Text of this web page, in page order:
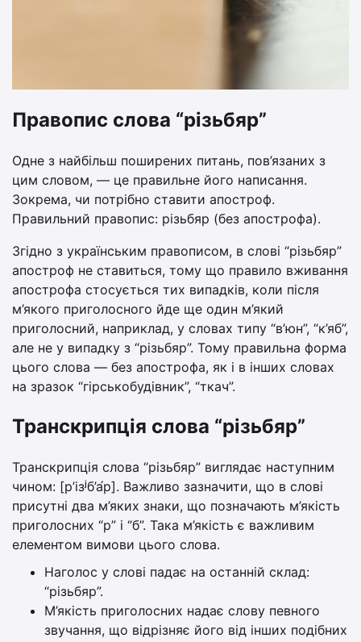
Правопис слова “різьбяр”
Одне з найбільш поширених питань, пов’язаних з
цим словом, — це правильне його написання.
Зокрема, чи потрібно ставити апостроф.
Правильний правопис: різьбяр (без апострофа).
Згідно з українським правописом, в слові “різьбяр”
апостроф не ставиться, тому що правило вживання
апострофа стосується тих випадків, коли після
м’якого приголосного йде ще один м’який
приголосний, наприклад, у словах типу “в’юн”, “к’яб”,
але не у випадку з “різьбяр”. Тому правильна форма
цього слова — без апострофа, як і в інших словах
на зразок “гірськобудівник”, “ткач”.
Транскрипція слова “різьбяр”
Транскрипція слова “різьбяр” виглядає наступним
чином: [р’ізʲб’а́р]. Важливо зазначити, що в слові
присутні два м’яких знаки, що позначають м’якість
приголосних “р” і “б”. Така м’якість є важливим
елементом вимови цього слова.
Наголос у слові падає на останній склад:
“різьбяр”.
М’якість приголосних надає слову певного
звучання, що відрізняє його від інших подібних